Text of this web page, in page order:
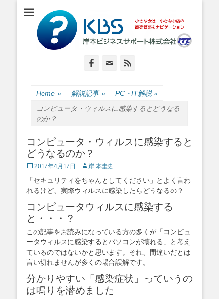
岸本ビジネスサポ
ート株式会社
小さな会社・小さなお店のIT経営をナビゲーション
Facebook
Email
Home » 解説記事 » PC・IT解説 »
コンピュータ・ウィルスに感染するとどうなる
のか？
コンピュータ・ウィルスに感染すると
どうなるのか？
Posted
2017年4月17日 Author
岸 本圭史
「セキュリティをちゃんとしてください」とよく言わ
れるけど、実際ウィルスに感染したらどうなるの？
コンピュータウィルスに感染する
と・・・？
この記事をお読みになっている方の多くが「コンピュ
ータウィルスに感染するとパソコンが壊れる」と考え
ているのではないかと思います。それ、間違いだとは
言い切れませんが多くの場合誤解です。
分かりやすい「感染症状」っていうの
は鳴りを潜めました